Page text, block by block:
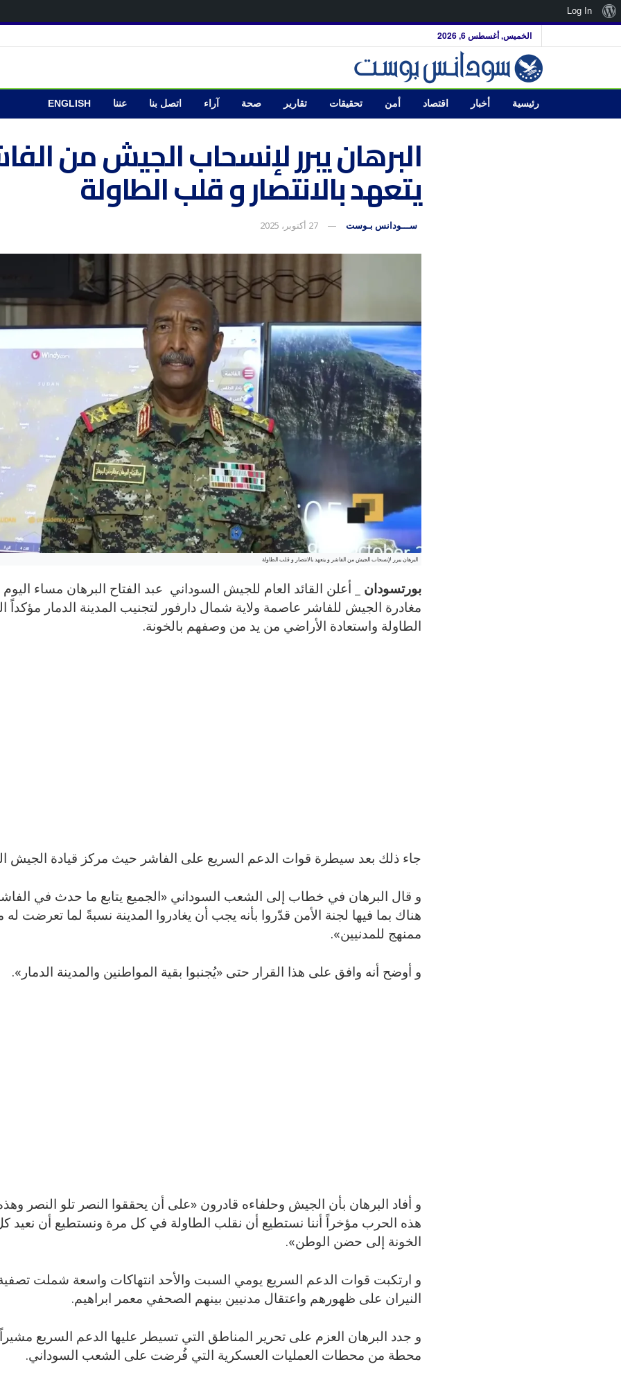
الخميس, أغسطس 6, 2026
رئيسية أخبار اقتصاد أمن تحقيقات تقارير صحة آراء اتصل بنا عننا ENGLISH
البرهان يبرر لإنسحاب الجيش من
يتعهد بالانتصار و قلب الطاولة
ســـودانس بـوست 27 أكتوبر، 2025
البرهان يبرر لإنسحاب الجيش من الفاشر و يتعهد بالانتصار و قلب الطاولة
بورتسودان _
أعلن القائد العام للجيش السوداني عبد الفتاح البرهان مساء اليوم
مغادرة الجيش للفاشر عاصمة ولاية شمال دارفور لتجنيب المدينة الدمار
الطاولة واستعادة الأراضي من يد من وصفهم بالخونة.
جاء ذلك بعد سيطرة قوات الدعم السريع على الفاشر حيث مركز قيادة الجيش
و قال البرهان في خطاب إلى الشعب السوداني «الجميع يتابع ما حدث في
هناك بما فيها لجنة الأمن قدّروا بأنه يجب أن يغادروا المدينة نسبةً لما تعرضت
ممنهج للمدنيين».
و أوضح أنه وافق على هذا القرار حتى «يُجنبوا بقية المواطنين والمدينة الدمار».
و أفاد البرهان بأن الجيش وحلفاءه قادرون «على أن يحققوا النصر تلو النصر
هذه الحرب مؤخراً أننا نستطيع أن نقلب الطاولة في كل مرة ونستطيع أن نعيد
الخونة إلى حضن الوطن».
و ارتكبت قوات الدعم السريع يومي السبت والأحد انتهاكات واسعة شملت
النيران على ظهورهم واعتقال مدنيين بينهم الصحفي معمر ابراهيم.
و جدد البرهان العزم على تحرير المناطق التي تسيطر عليها الدعم السريع
محطة من محطات العمليات العسكرية التي فُرضت على الشعب السوداني.
نبذةLog In